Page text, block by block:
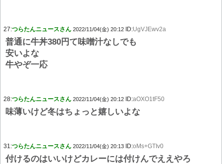
27:つらたんニュースさん 2022/11/04(金) 20:12 ID:UgVJEwv2a
普通に牛丼380円て味噌汁なしでも
安いよな
牛やぞ一応
28:つらたんニュースさん 2022/11/04(金) 20:12 ID:aOXO1tF50
味薄いけど冬はちょっと嬉しいよな
31:つらたんニュースさん 2022/11/04(金) 20:13 ID:oMs+GTIv0
付けるのはいいけどカレーには付けんでええやろ